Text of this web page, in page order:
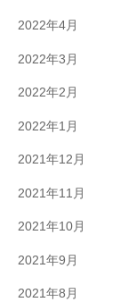
2022年4月
2022年3月
2022年2月
2022年1月
2021年12月
2021年11月
2021年10月
2021年9月
2021年8月